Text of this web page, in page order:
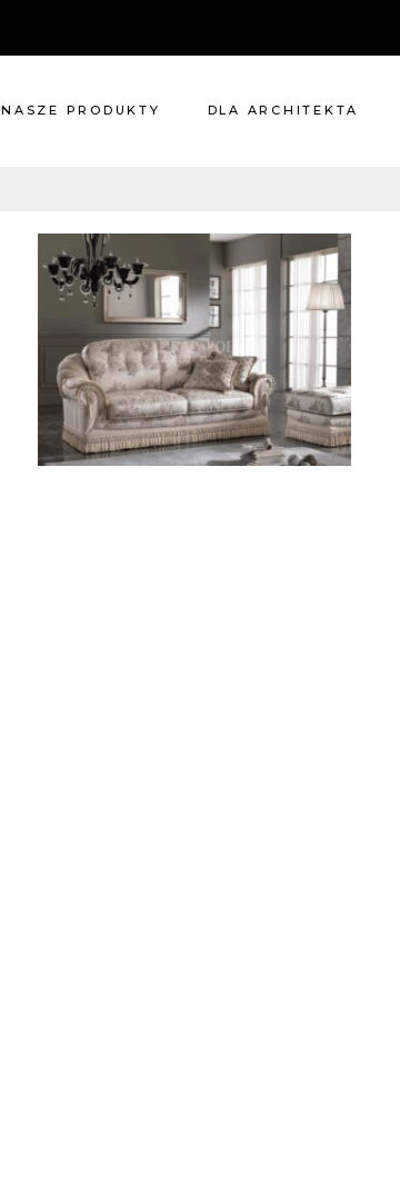
NASZE PRODUKTY
Pomieszczenia
Oświetlenie
Renowacje
Dodatki
Tkaniny
Katalog
DLA ARCHITEKTA